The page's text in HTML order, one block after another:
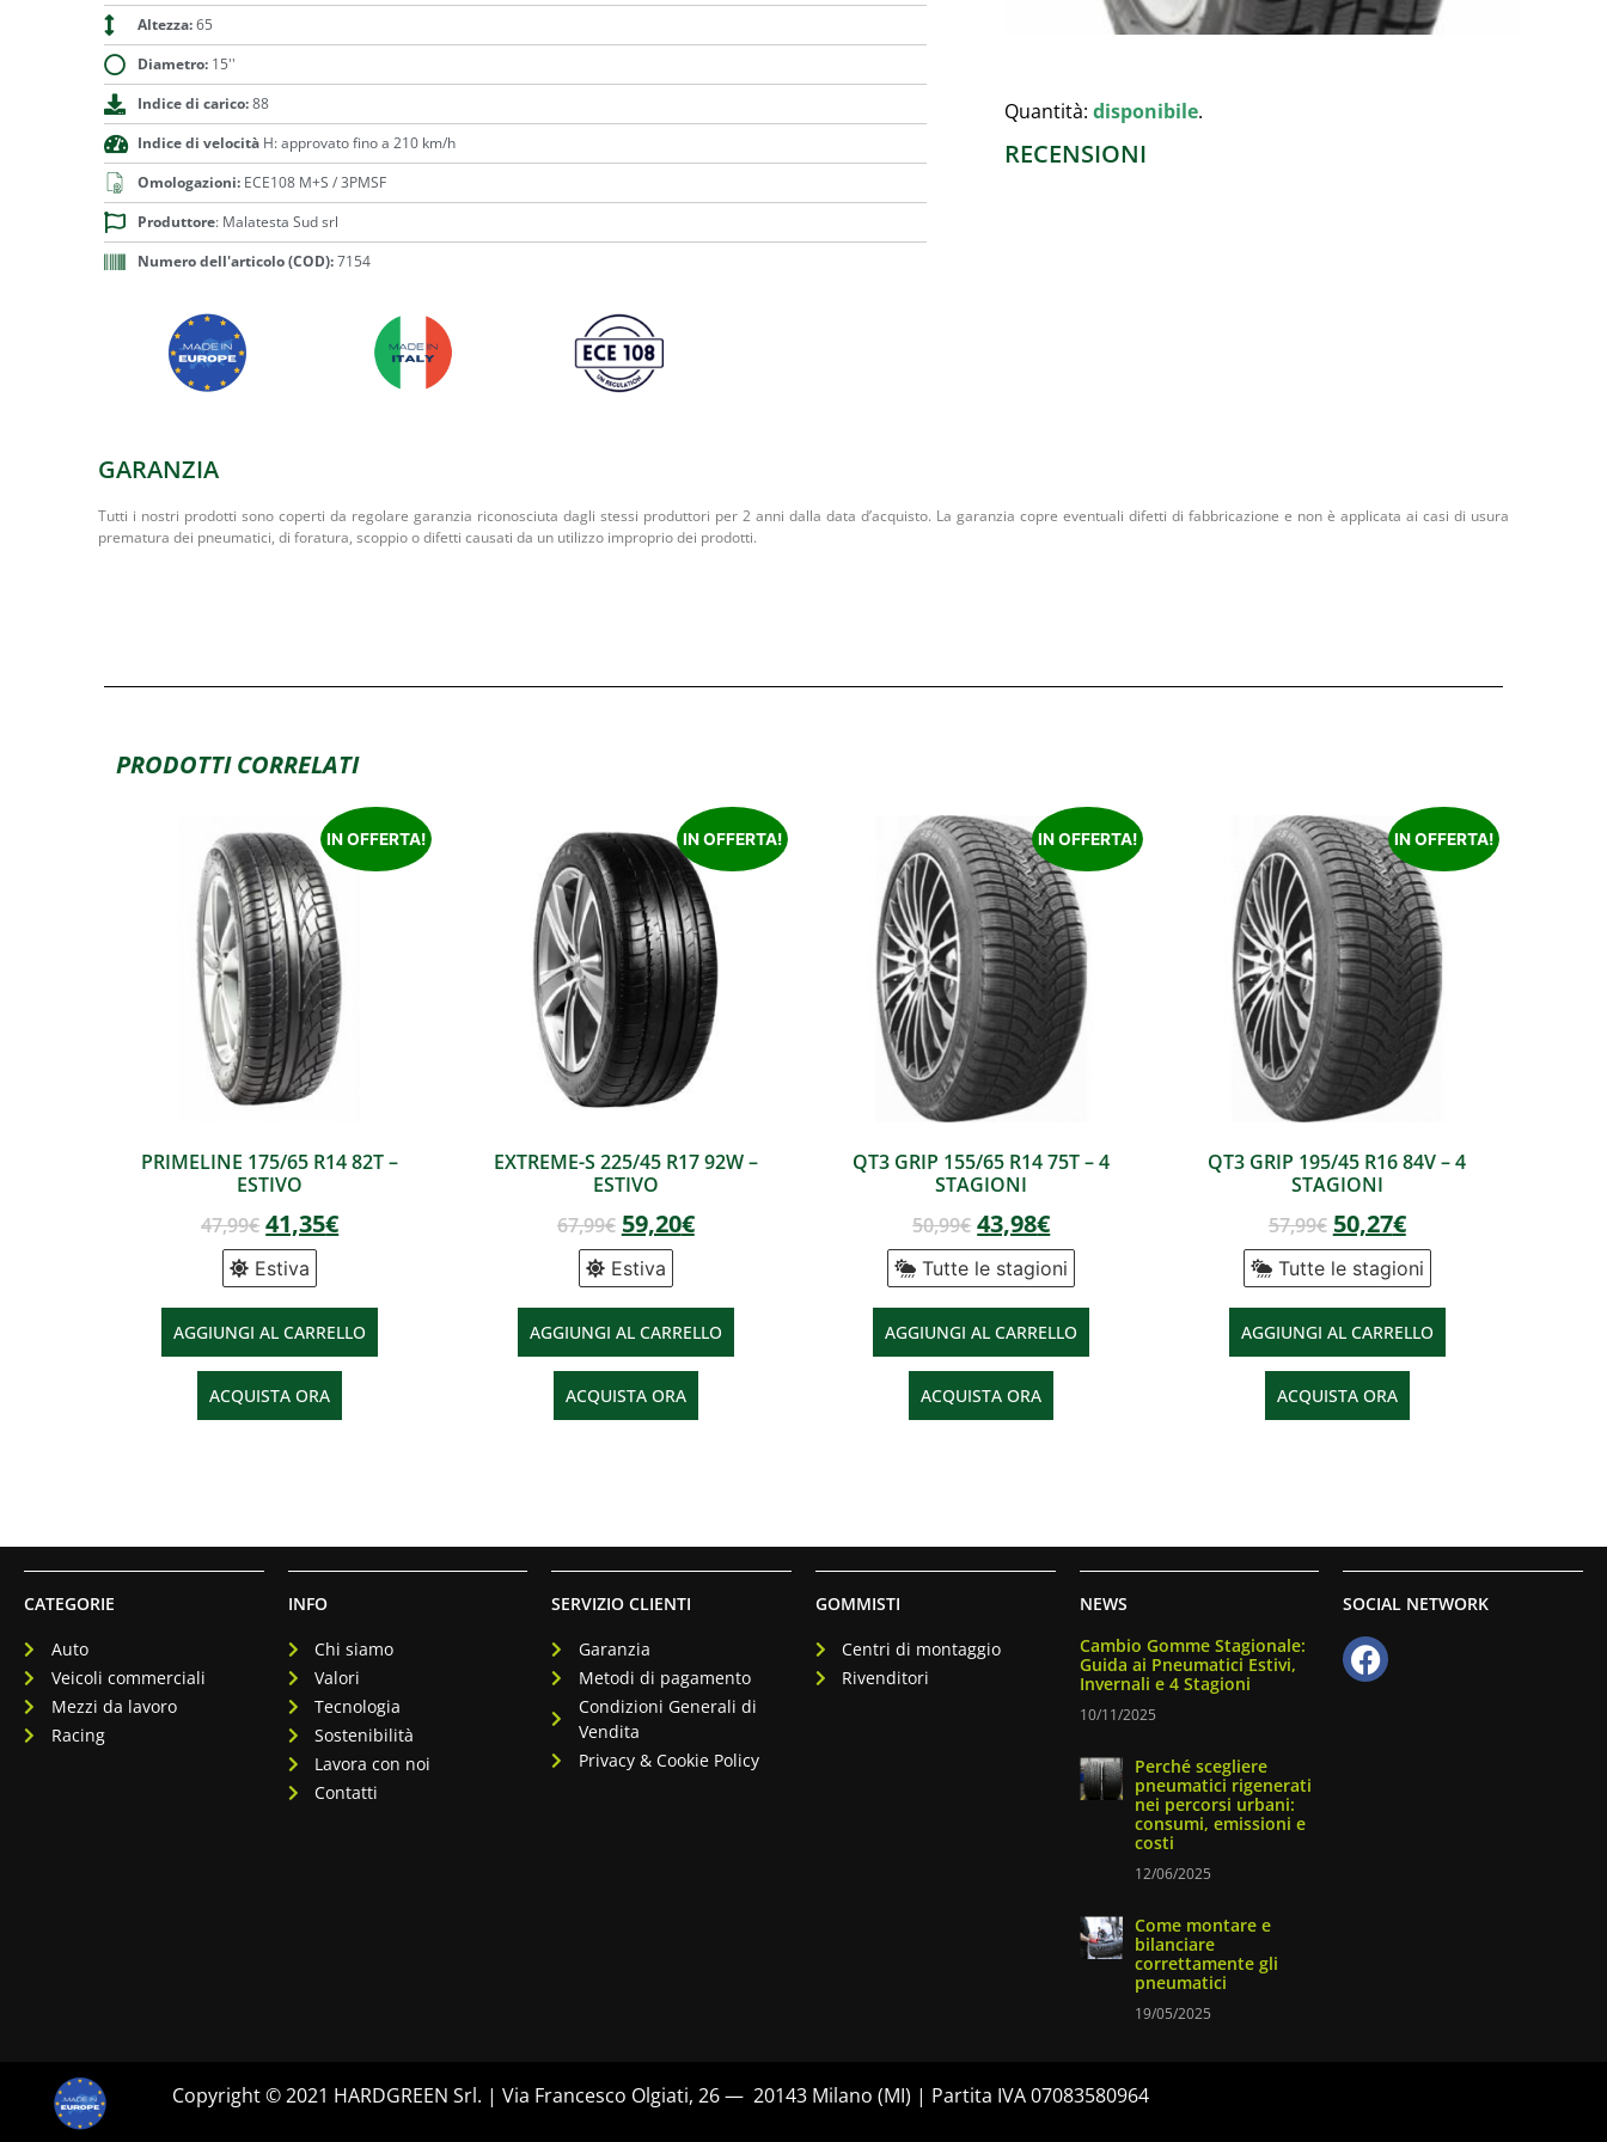
Altezza:65
Diametro:15''
Indice di carico:88
Indice di velocità H: approvato fino a 210 km/h
Omologazioni:ECE108 M+S / 3PMSF
Produttore: Malatesta Sud srl
Numero dell'articolo (COD):7154
Quantità: disponibile.
RECENSIONI
GARANZIA
Tutti i nostri prodotti sono coperti da regolare garanzia riconosciuta dagli stessi produttori per 2 anni dalla data d’acquisto. La garanzia copre eventuali difetti di fabbricazione e non è applicata ai casi di usura
prematura dei pneumatici, di foratura, scoppio o difetti causati da un utilizzo improprio dei prodotti.
PRODOTTI CORRELATI
IN OFFERTA!
PRIMELINE 175/65 R14 82T –
ESTIVO
47,99€ 41,35€
Estiva
AGGIUNGI AL CARRELLO
ACQUISTA ORA
IN OFFERTA!
EXTREME-S 225/45 R17 92W –
ESTIVO
67,99€ 59,20€
Estiva
AGGIUNGI AL CARRELLO
ACQUISTA ORA
IN OFFERTA!
QT3 GRIP 155/65 R14 75T – 4
STAGIONI
50,99€ 43,98€
Tutte le stagioni
AGGIUNGI AL CARRELLO
ACQUISTA ORA
IN OFFERTA!
QT3 GRIP 195/45 R16 84V – 4
STAGIONI
57,99€ 50,27€
Tutte le stagioni
AGGIUNGI AL CARRELLO
ACQUISTA ORA
CATEGORIE
Auto
Veicoli commerciali
Mezzi da lavoro
Racing
INFO
Chi siamo
Valori
Tecnologia
Sostenibilità
Lavora con noi
Contatti
SERVIZIO CLIENTI
Garanzia
Metodi di pagamento
Condizioni Generali di
Vendita
Privacy & Cookie Policy
GOMMISTI
Centri di montaggio
Rivenditori
NEWS
Cambio Gomme Stagionale:
Guida ai Pneumatici Estivi,
Invernali e 4 Stagioni
10/11/2025
Perché scegliere
pneumatici rigenerati
nei percorsi urbani:
consumi, emissioni e
costi
12/06/2025
Come montare e
bilanciare
correttamente gli
pneumatici
19/05/2025
SOCIAL NETWORK
Copyright © 2021 HARDGREEN Srl. | Via Francesco Olgiati, 26 — 20143 Milano (MI) | Partita IVA 07083580964